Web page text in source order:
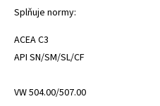
Splňuje normy:
ACEA C3
API SN/SM/SL/CF
VW 504.00/507.00